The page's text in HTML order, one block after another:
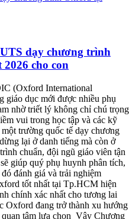
dạy chương trình
cho con
(Oxford International
giáo dục mới được nhiều phụ
nhờ triết lý không chỉ chú trọng
vui trong học tập và các kỹ
trường quốc tế dạy chương
lại ở danh tiếng mà còn ở
chuẩn, đội ngũ giáo viên tận
giúp quý phụ huynh phân tích,
đánh giá và trải nghiệm
tốt nhất tại Tp.HCM hiện
chính xác nhất cho tương lai
đang trở thành xu hướng
tâm lựa chọn Vậy Chương